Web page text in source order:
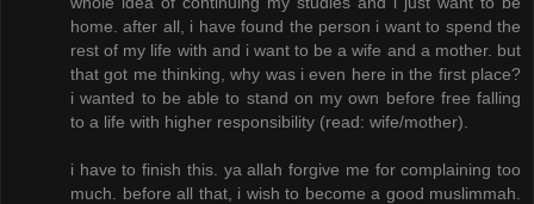
home. after all, i have found the person i want to spend the
rest of my life with and i want to be a wife and a mother. but
that got me thinking, why was i even here in the first place?
i wanted to be able to stand on my own before free falling
to a life with higher responsibility (read: wife/mother).
i have to finish this. ya allah forgive me for complaining too
much. before all that, i wish to become a good muslimmah.